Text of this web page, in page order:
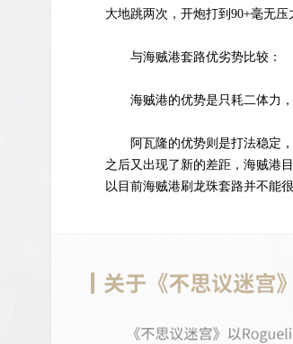
大地跳两次，开炮打到90+毫无压
与海贼港套路优劣势比较：
海贼港的优势是只耗二体力
阿瓦隆的优势则是打法稳定
之后又出现了新的差距，海贼港
以目前海贼港刷龙珠套路并不能